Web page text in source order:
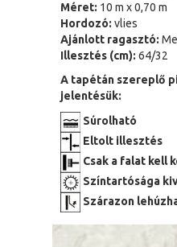
Méret: 10 m x 0,70 m
Hordozó: vlies
Ajánlott ragasztó:
Illesztés (cm): 64/32
A tapétán szereplő
jelentésük:
Súrolható
Eltolt illesztés
Csak a falat kell
Színtartósága
Szárazon